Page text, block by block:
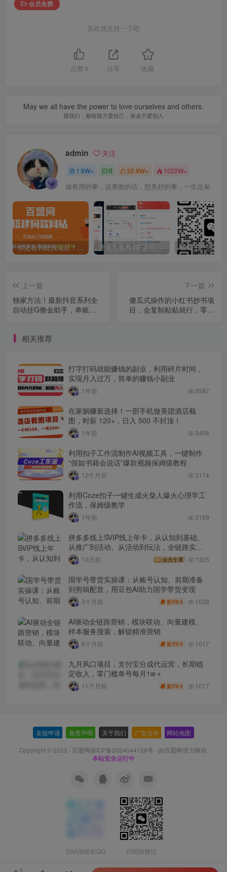
会员免费
喜欢就支持一下吧
点赞 0 分享 收藏
May we all have the power to love ourselves and others.
愿我们，都有能力爱自己，有余力爱别人
admin 关注
1.9W+ 0 22.9W+ 1022W+
做有用的事，说勇敢的话，想美好的事，一生足矣
你还在到处找项目？还在当韭菜？我靠卖项目一个月收入5万+，曾经我也是个失败者。 开通百盟网VIP会员，尊享全站资源免费下载，享70%的推广提成！！【限时五折优惠】
上一篇
独家方法！最新抖音系列全
自动挂G撸金助手，单账号
下一篇
傻瓜式操作的小红书抄书项
目，会复制粘贴就行，零基
相关推荐
打字打码就能赚钱的副业，利用碎片时间，
实现月入过万，简单的赚钱小副业
1年前 3587
在家躺赚新选择！一部手机做美团酒店截
图，时薪 120+，日入 500 不封顶！
1年前 3498
利用扣子工作流制作AI视频工具，一键制作
“假如书籍会说话”爆款视频保姆级教程
12个月前 3174
利用Coze扣子一键生成火柴人爆火心理学工
作流，保姆级教学
1年前 3169
拼多多线上SVIP线上年卡，从认知到基础、
从推广到活动、从活动到玩法，全链路实战
(260730)
10天前 会员专属 1325
国学号带货实操课：从账号认知、前期准备
到剪辑配音，用豆包AI助力国学带货变现
3个月前 盟币9.9 1028
AI驱动全链路营销，模块联动、向量建模、
样本服务搜索，解锁精准营销
6个月前 盟币9.9 1017
九月风口项目，支付宝分成代运营，长期稳
定收入，零门槛单号每月1w＋
11个月前 盟币9.9 1017
友链申请 免责声明 关于我们 广告合作 网站地图
Copyright © 2023 · 百盟网琼ICP备2024044128号 · 由百盟网强力驱动.
本站安全运行中
扫码加站长QQ 扫码加微信
0